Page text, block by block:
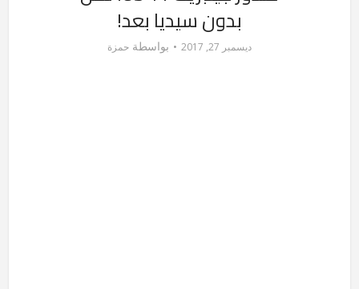
بدون سيديا بعد!
ديسمبر 27, 2017 بواسطة حمزة